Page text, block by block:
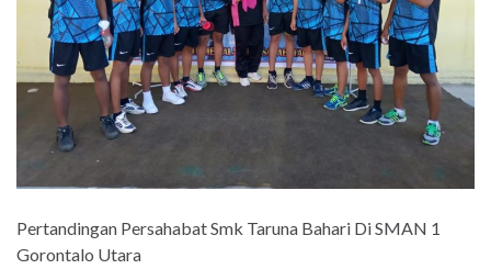
Pertandingan Persahabat Smk Taruna Bahari Di SMAN 1
Gorontalo Utara